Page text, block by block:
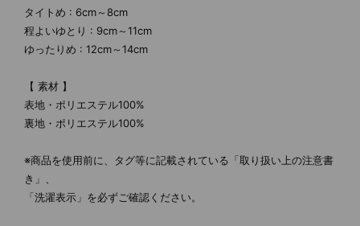
タイトめ : 6cm～8cm
程よいゆとり : 9cm～11cm
ゆったりめ : 12cm～14cm
【 素材 】
表地・ポリエステル100%
裏地・ポリエステル100%
※商品を使用前に、タグ等に記載されている「取り扱い上の注意書
き」、
「洗濯表示」を必ずご確認ください。